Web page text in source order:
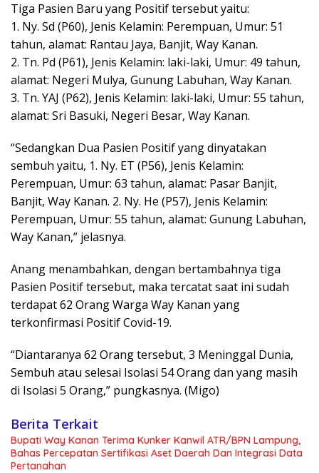
Tiga Pasien Baru yang Positif tersebut yaitu:
1. Ny. Sd (P60), Jenis Kelamin: Perempuan, Umur: 51
tahun, alamat: Rantau Jaya, Banjit, Way Kanan.
2. Tn. Pd (P61), Jenis Kelamin: laki-laki, Umur: 49 tahun,
alamat: Negeri Mulya, Gunung Labuhan, Way Kanan.
3. Tn. YAJ (P62), Jenis Kelamin: laki-laki, Umur: 55 tahun,
alamat: Sri Basuki, Negeri Besar, Way Kanan.
“Sedangkan Dua Pasien Positif yang dinyatakan
sembuh yaitu, 1. Ny. ET (P56), Jenis Kelamin:
Perempuan, Umur: 63 tahun, alamat: Pasar Banjit,
Banjit, Way Kanan. 2. Ny. He (P57), Jenis Kelamin:
Perempuan, Umur: 55 tahun, alamat: Gunung Labuhan,
Way Kanan,” jelasnya.
Anang menambahkan, dengan bertambahnya tiga
Pasien Positif tersebut, maka tercatat saat ini sudah
terdapat 62 Orang Warga Way Kanan yang
terkonfirmasi Positif Covid-19.
“Diantaranya 62 Orang tersebut, 3 Meninggal Dunia,
Sembuh atau selesai Isolasi 54 Orang dan yang masih
di Isolasi 5 Orang,” pungkasnya. (Migo)
Berita Terkait
Bupati Way Kanan Terima Kunker Kanwil ATR/BPN Lampung,
Bahas Percepatan Sertifikasi Aset Daerah Dan Integrasi Data
Pertanahan